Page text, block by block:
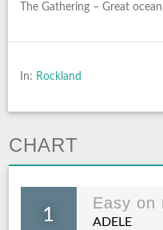
The Gathering – Great
In: Rockland
CHART
1
Easy on
ADELE